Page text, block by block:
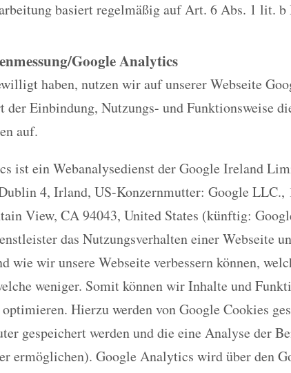
basiert regelmäßig auf Art. 6 Abs. 1 lit. b
Google Analytics
haben, nutzen wir auf unserer Webseite
der Einbindung, Nutzungs- und Funktionsweise
auf.
ist ein Webanalysedienst der Google Ireland
4, Irland, US-Konzernmutter: Google LLC.,
View, CA 94043, United States (künftig:
das Nutzungsverhalten einer Webseite
wie wir unsere Webseite verbessern können,
weniger. Somit können wir Inhalte und
Hierzu werden von Google Cookies
gespeichert werden und die eine Analyse der
ermöglichen). Google Analytics wird über den